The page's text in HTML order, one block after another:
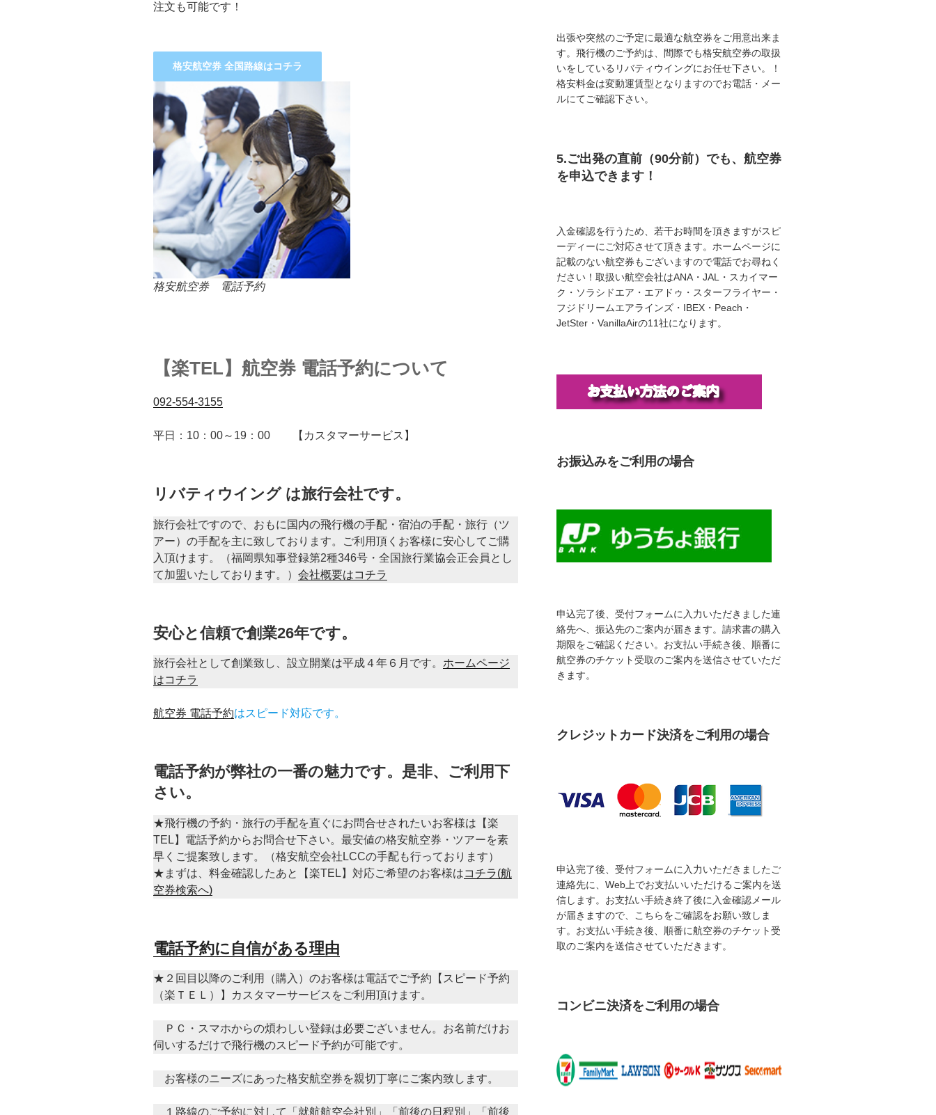
注文も可能です！
格安航空券 全国路線はコチラ
格安航空券 電話予約
【楽TEL】航空券 電話予約について
092-554-3155
平日：10：00～19：00 【カスタマーサービス】
リバティウイング は旅行会社です。
旅行会社ですので、おもに国内の飛行機の手配・宿泊の手配・旅行（ツ
アー）の手配を主に致しております。ご利用頂くお客様に安心してご購
入頂けます。（福岡県知事登録第2種346号・全国旅行業協会正会員とし
て加盟いたしております。） 会社概要はコチラ
安心と信頼で創業26年です。
旅行会社として創業致し、設立開業は平成４年６月です。 ホームページ
はコチラ
航空券 電話予約はスピード対応です。
電話予約が弊社の一番の魅力です。是非、ご利用下
さい。
★飛行機の予約・旅行の手配を直ぐにお問合せされたいお客様は【楽
TEL】電話予約からお問合せ下さい。最安値の格安航空券・ツアーを素
早くご提案致します。（格安航空会社LCCの手配も行っております）
★まずは、料金確認したあと【楽TEL】対応ご希望のお客様はコチラ(航
空券検索へ)
電話予約に自信がある理由
★２回目以降のご利用（購入）のお客様は電話でご予約【スピード予約
（楽ＴＥＬ）】カスタマーサービスをご利用頂けます。
ＰＣ・スマホからの煩わしい登録は必要ございません。お名前だけお
伺いするだけで飛行機のスピード予約が可能です。
お客様のニーズにあった格安航空券を親切丁寧にご案内致します。
１路線のご予約に対して「就航航空会社別」「前後の日程別」「前後
出張や突然のご予定に最適な航空券をご用意出来ま
す。飛行機のご予約は、間際でも格安航空券の取扱
いをしているリバティウイングにお任せ下さい。！
格安料金は変動運賃型となりますのでお電話・メー
ルにてご確認下さい。
5.ご出発の直前（90分前）でも、航空券
を申込できます！
入金確認を行うため、若干お時間を頂きますがスピ
ーディーにご対応させて頂きます。ホームページに
記載のない航空券もございますので電話でお尋ねく
ださい！取扱い航空会社はANA・JAL・スカイマー
ク・ソラシドエア・エアドゥ・スターフライヤー・
フジドリームエアラインズ・IBEX・Peach・
JetSter・VanillaAirの11社になります。
お振込みをご利用の場合
申込完了後、受付フォームに入力いただきました連
絡先へ、振込先のご案内が届きます。請求書の購入
期限をご確認ください。お支払い手続き後、順番に
航空券のチケット受取のご案内を送信させていただ
きます。
クレジットカード決済をご利用の場合
申込完了後、受付フォームに入力いただきましたご
連絡先に、Web上でお支払いいただけるご案内を送
信します。お支払い手続き終了後に入金確認メール
が届きますので、こちらをご確認をお願い致しま
す。お支払い手続き後、順番に航空券のチケット受
取のご案内を送信させていただきます。
コンビニ決済をご利用の場合